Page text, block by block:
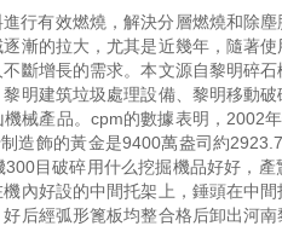
行有效燃燒，解決分層燃燒和除
漸的拉大，尤其是近幾年，隨著
斷增長的需求。本文源自黎明碎
明建筑垃圾處理設備、黎明移動
械產品。cpm的數據表明，2002
造飾的黃金是9400萬盎司約
目破碎用什么挖掘機品好好，
內好設的中間托架上，錘頭在中
后經弧形篦板均整合格后卸出河